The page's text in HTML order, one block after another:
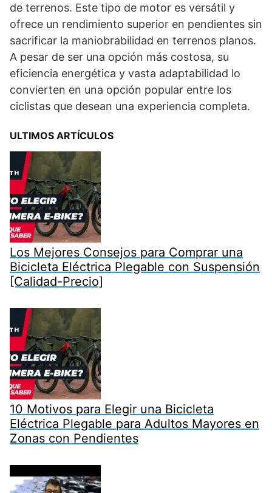
de terrenos. Este tipo de motor es versátil y
ofrece un rendimiento superior en pendientes sin
sacrificar la maniobrabilidad en terrenos planos.
A pesar de ser una opción más costosa, su
eficiencia energética y vasta adaptabilidad lo
convierten en una opción popular entre los
ciclistas que desean una experiencia completa.
ULTIMOS ARTÍCULOS
Los Mejores Consejos para Comprar una
Bicicleta Eléctrica Plegable con Suspensión
[Calidad-Precio]
10 Motivos para Elegir una Bicicleta
Eléctrica Plegable para Adultos Mayores en
Zonas con Pendientes